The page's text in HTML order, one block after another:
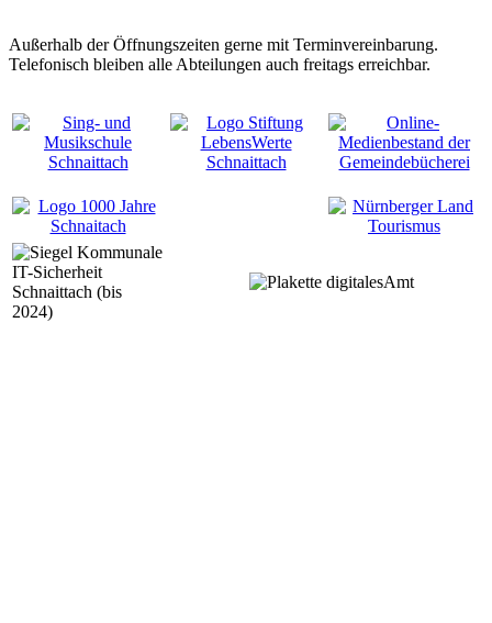
Außerhalb der Öffnungszeiten gerne mit Terminvereinbarung.
Telefonisch bleiben alle Abteilungen auch freitags erreichbar.